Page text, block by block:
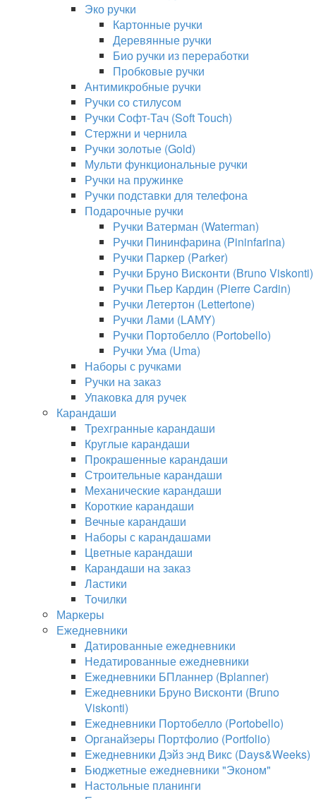
Эко ручки
Картонные ручки
Деревянные ручки
Био ручки из переработки
Пробковые ручки
Антимикробные ручки
Ручки со стилусом
Ручки Софт-Тач (Soft Touch)
Стержни и чернила
Ручки золотые (Gold)
Мульти функциональные ручки
Ручки на пружинке
Ручки подставки для телефона
Подарочные ручки
Ручки Ватерман (Waterman)
Ручки Пининфарина (Pininfarina)
Ручки Паркер (Parker)
Ручки Бруно Висконти (Bruno Viskonti)
Ручки Пьер Кардин (Pierre Cardin)
Ручки Летертон (Lettertone)
Ручки Лами (LAMY)
Ручки Портобелло (Portobello)
Ручки Ума (Uma)
Наборы с ручками
Ручки на заказ
Упаковка для ручек
Карандаши
Трехгранные карандаши
Круглые карандаши
Прокрашенные карандаши
Строительные карандаши
Механические карандаши
Короткие карандаши
Вечные карандаши
Наборы с карандашами
Цветные карандаши
Карандаши на заказ
Ластики
Точилки
Маркеры
Ежедневники
Датированные ежедневники
Недатированные ежедневники
Ежедневники БПланнер (Bplanner)
Ежедневники Бруно Висконти (Bruno
Viskonti)
Ежедневники Портобелло (Portobello)
Органайзеры Портфолио (Portfolio)
Ежедневники Дэйз энд Викс (Days&Weeks)
Бюджетные ежедневники "Эконом"
Настольные планинги